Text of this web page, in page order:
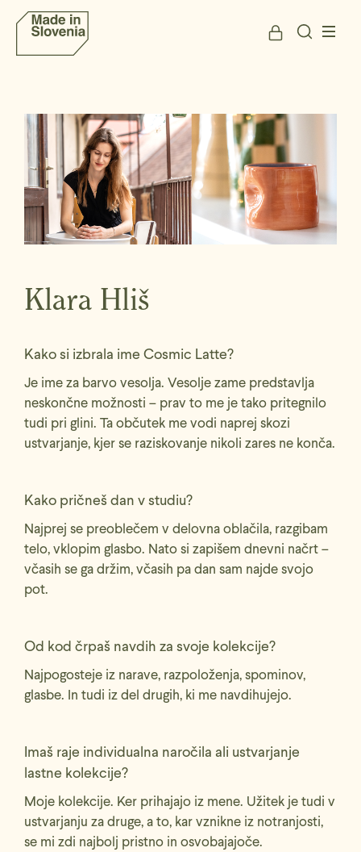
Klara Hliš
Kako si izbrala ime Cosmic Latte?
Je ime za barvo vesolja. Vesolje zame predstavlja
neskončne možnosti – prav to me je tako pritegnilo
tudi pri glini. Ta občutek me vodi naprej skozi
ustvarjanje, kjer se raziskovanje nikoli zares ne konča.
Kako pričneš dan v studiu?
Najprej se preoblečem v delovna oblačila, razgibam
telo, vklopim glasbo. Nato si zapišem dnevni načrt –
včasih se ga držim, včasih pa dan sam najde svojo
pot.
Od kod črpaš navdih za svoje kolekcije?
Najpogosteje iz narave, razpoloženja, spominov,
glasbe. In tudi iz del drugih, ki me navdihujejo.
Imaš raje individualna naročila ali ustvarjanje
lastne kolekcije?
Moje kolekcije. Ker prihajajo iz mene. Užitek je tudi v
ustvarjanju za druge, a to, kar vznikne iz notranjosti,
se mi zdi najbolj pristno in osvobajajoče.